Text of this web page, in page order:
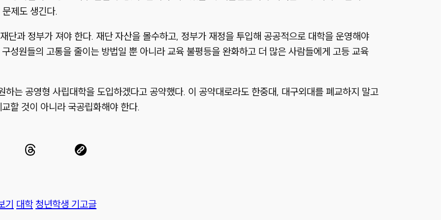
제도 생긴다.
단과 정부가 져야 한다. 재단 자산을 몰수하고, 정부가 재정을 투입해 공공적으로 대학을 운영해야
성원들의 고통을 줄이는 방법일 뿐 아니라 교육 불평등을 완화하고 더 많은 사람들에게 고등 교육
는 공영형 사립대학을 도입하겠다고 공약했다. 이 공약대로라도 한중대, 대구외대를 폐교하지 말고
할 것이 아니라 국공립화해야 한다.
기 대학 청년학생 기고글